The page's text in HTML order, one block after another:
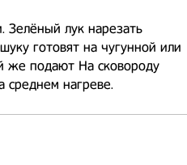
Зелёный лук нарезать
готовят на чугунной или
же подают На сковороду
среднем нагреве.